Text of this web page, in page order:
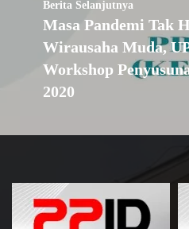
Berita Selanjutnya
Masa Pandemi Tak
Wirausaha Muda,
Workshop
2020